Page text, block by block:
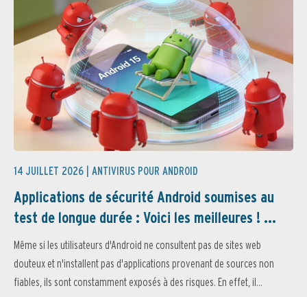
14 JUILLET 2026 | ANTIVIRUS POUR ANDROID
Applications de sécurité Android soumises au
test de longue durée : Voici les meilleures ! ...
Même si les utilisateurs d'Android ne consultent pas de sites web
douteux et n'installent pas d'applications provenant de sources non
fiables, ils sont constamment exposés à des risques. En effet, il...